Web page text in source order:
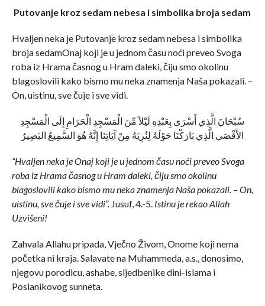
Putovanje kroz sedam nebesa i simbolika broja sedam
Hvaljen neka je Putovanje kroz sedam nebesa i simbolika
broja sedamOnaj koji je u jednom času noći preveo Svoga
roba iz Hrama časnog u Hram daleki, čiju smo okolinu
blagoslovili kako bismo mu neka znamenja Naša pokazali. –
On, uistinu, sve čuje i sve vidi.
سُبْحَانَ الَّذِي أَسْرَى بِعَبْدِهِ لَيْلاً مِّنَ الْمَسْجِدِ الْحَرَامِ إِلَى الْمَسْجِدِ
الأَقْصَى الَّذِي بَارَكْنَا حَوْلَهُ لِنُرِيَهُ مِنْ آيَاتِنَا إِنَّهُ هُوَ السَّمِيعُ البَصِيرُ
“Hvaljen neka je Onaj koji je u jednom času noći preveo Svoga
roba iz Hrama časnog u Hram daleki, čiju smo okolinu
blagoslovili kako bismo mu neka znamenja Naša pokazali. – On,
uistinu, sve čuje i sve vidi”.Jusuf, 4.-5. Istinu je rekao Allah
Uzvišeni!
Zahvala Allahu pripada, Vječno Živom, Onome koji nema
početka ni kraja. Salavate na Muhammeda, a.s., donosimo,
njegovu porodicu, ashabe, sljedbenike dini-islama i
Poslanikovog sunneta.